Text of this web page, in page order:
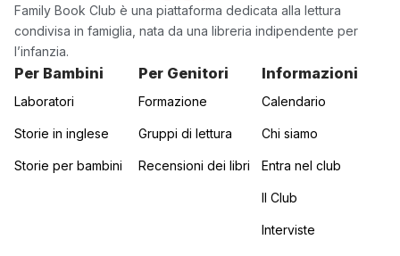
Family Book Club è una piattaforma dedicata alla lettura
condivisa in famiglia, nata da una libreria indipendente per
l’infanzia.
Per Bambini
Laboratori
Storie in inglese
Storie per bambini
Per Genitori
Formazione
Gruppi di lettura
Recensioni dei libri
Informazioni
Calendario
Chi siamo
Entra nel club
Il Club
Interviste